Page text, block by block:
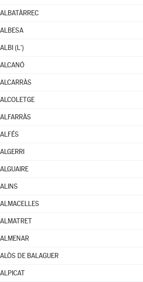
ALBATÀRREC
ALBESA
ALBI (L')
ALCANÓ
ALCARRÀS
ALCOLETGE
ALFARRÀS
ALFÉS
ALGERRI
ALGUAIRE
ALINS
ALMACELLES
ALMATRET
ALMENAR
ALÒS DE BALAGUER
ALPICAT